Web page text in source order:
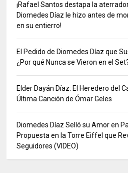
¡Rafael Santos destapa la
Diomedes Díaz le hizo antes de
en su entierro!
El Pedido de Diomedes Díaz que
¿Por qué Nunca se Vieron en el
Elder Dayán Díaz: El Heredero del
Última Canción de Ómar Geles
Diomedes Díaz Selló su Amor en
Propuesta en la Torre Eiffel que
Seguidores (VIDEO)